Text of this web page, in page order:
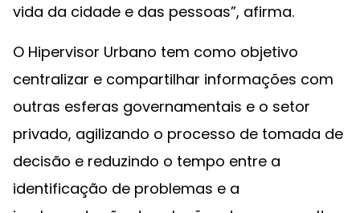
vida da cidade e das pessoas”, afirma.
O Hipervisor Urbano tem como objetivo
centralizar e compartilhar informações com
outras esferas governamentais e o setor
privado, agilizando o processo de tomada de
decisão e reduzindo o tempo entre a
identificação de problemas e a